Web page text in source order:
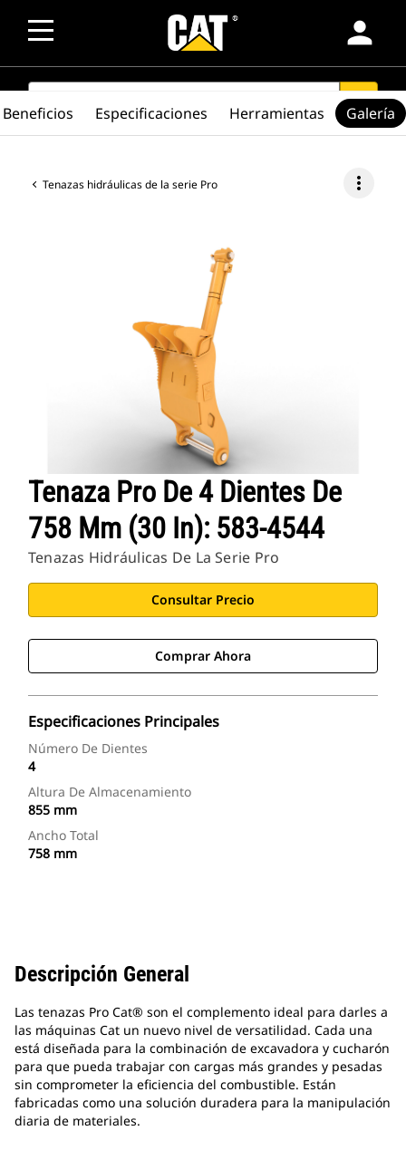
person
SEARCH search
Tenazas hidráulicas de la serie Pro more_vert
Tenaza Pro De 4 Dientes De
758 Mm (30 In): 583-4544
Tenazas Hidráulicas De La Serie Pro
Consultar Precio
Comprar Ahora
Especificaciones Principales
Número De Dientes
4
Altura De Almacenamiento
855 mm
Ancho Total
758 mm
Beneficios Especificaciones Herramientas Galería
Descripción General
Las tenazas Pro Cat® son el complemento ideal para darles a
las máquinas Cat un nuevo nivel de versatilidad. Cada una
está diseñada para la combinación de excavadora y cucharón
para que pueda trabajar con cargas más grandes y pesadas
sin comprometer la eficiencia del combustible. Están
fabricadas como una solución duradera para la manipulación
diaria de materiales.